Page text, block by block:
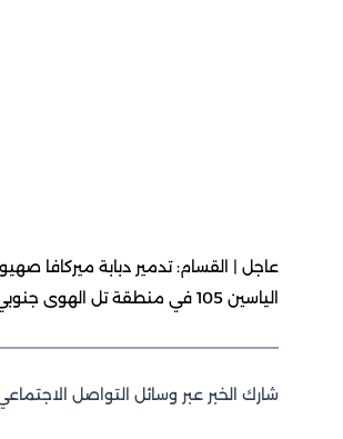
عاجل | القسام: تدمير دبابة ميركافا
الياسين 105 في منطقة تل الهوى جنوبي مدينة غزة
شارك الخبر عبر وسائل التواصل